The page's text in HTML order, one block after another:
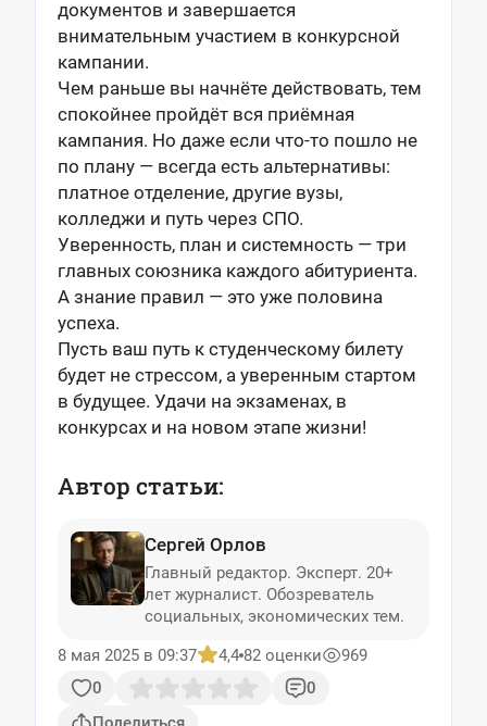
документов и завершается
внимательным участием в конкурсной
кампании.
Чем раньше вы начнёте действовать, тем
спокойнее пройдёт вся приёмная
кампания. Но даже если что-то пошло не
по плану — всегда есть альтернативы:
платное отделение, другие вузы,
колледжи и путь через СПО.
Уверенность, план и системность — три
главных союзника каждого абитуриента.
А знание правил — это уже половина
успеха.
Пусть ваш путь к студенческому билету
будет не стрессом, а уверенным стартом
в будущее. Удачи на экзаменах, в
конкурсах и на новом этапе жизни!
Автор статьи:
Сергей Орлов
Главный редактор. Эксперт. 20+
лет журналист. Обозреватель
социальных, экономических тем.
8 мая 2025 в 09:37
4,4 82 оценки
969
0
0